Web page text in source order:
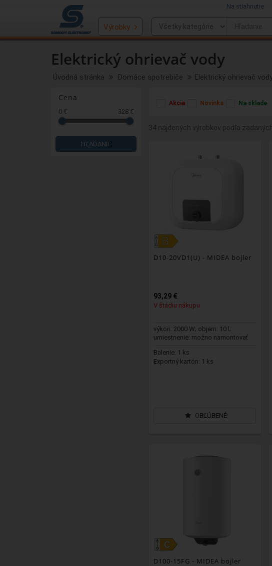
Na stiahnutie
Výrobky
Elektrický ohrievač vody
Úvodná stránka Domáce spotrebiče Elektrický ohrievač
Cena
0 € 328 €
HĽADANIE
Akcia Novinka Na sklade
34 nájdených výrobkov podľa
D10-20VD1(U) - MIDEA bojler
93,29 €
V štádiu nákupu
výkon: 2000 W; objem: 10 l;
umiestnenie: možno namontovať
Balenie: 1 ks
Exportný kartón: 1 ks
OBĽÚBENÉ
D100-15FG - MIDEA bojler